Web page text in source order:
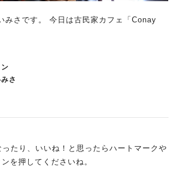
みさです。 今日は古民家カフェ「Conay
さ
たり、いいね！と思ったらハートマークや
を押してくださいね。